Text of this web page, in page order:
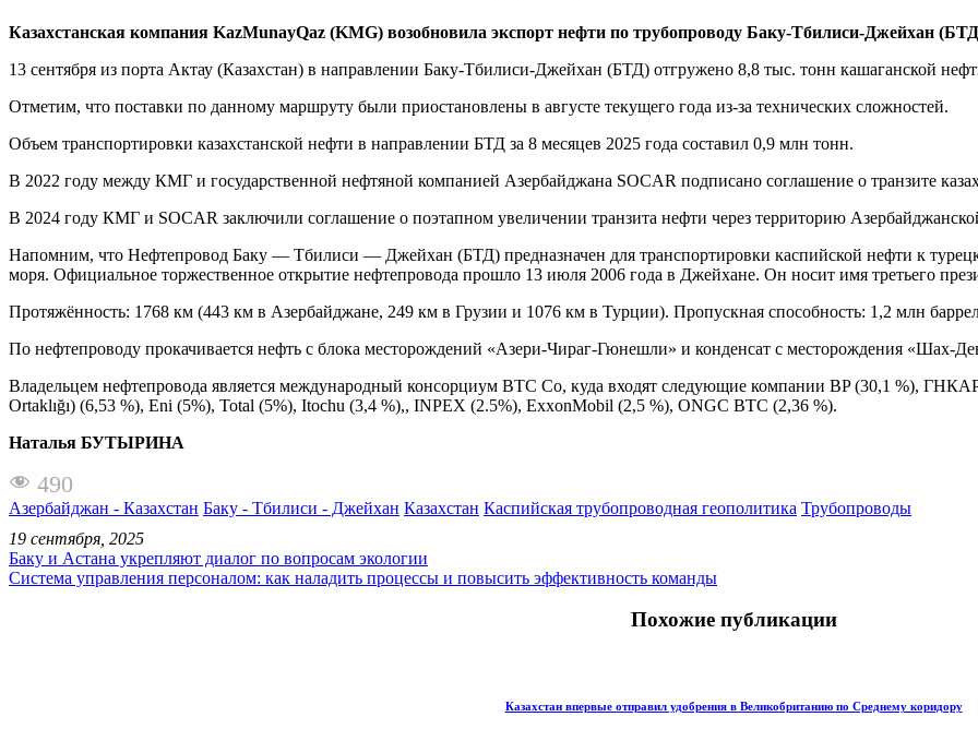
Казахстанская компания KazMunayQaz (KMG) возобновила экспорт нефти по трубопроводу Баку-Тбилиси-Джейхан
13 сентября из порта Актау (Казахстан) в направлении Баку-Тбилиси-Джейхан (БТД) отгружено 8,8 тыс. тонн кашаганской
Отметим, что поставки по данному маршруту были приостановлены в августе текущего года из-за технических сложностей.
Объем транспортировки казахстанской нефти в направлении БТД за 8 месяцев 2025 года составил 0,9 млн тонн.
В 2022 году между КМГ и государственной нефтяной компанией Азербайджана SOCAR подписано соглашение о транзите
В 2024 году КМГ и SOCAR заключили соглашение о поэтапном увеличении транзита нефти через территорию
Напомним, что Нефтепровод Баку — Тбилиси — Джейхан (БТД) предназначен для транспортировки каспийской нефти к
моря. Официальное торжественное открытие нефтепровода прошло 13 июля 2006 года в Джейхане. Он носит имя третьего
Протяжённость: 1768 км (443 км в Азербайджане, 249 км в Грузии и 1076 км в Турции). Пропускная способность: 1,2 млн
По нефтепроводу прокачивается нефть с блока месторождений «Азери-Чираг-Гюнешли» и конденсат с месторождения «Шах-
Владельцем нефтепровода является международный консорциум BTC Co, куда входят следующие компании BP (30,1 %),
Ortaklığı) (6,53 %), Eni (5%), Total (5%), Itochu (3,4 %),, INPEX (2.5%), ExxonMobil (2,5 %), ONGC BTC (2,36 %).
Наталья БУТЫРИНА
490
Азербайджан - Казахстан Баку - Тбилиси - Джейхан Казахстан Каспийская трубопроводная геополитика Трубопроводы
19 сентября, 2025
Баку и Астана укрепляют диалог по вопросам экологии
Система управления персоналом: как наладить процессы и повысить эффективность команды
Похожие публикации
Казахстан впервые отправил удобрения в Великобританию по Среднему коридору